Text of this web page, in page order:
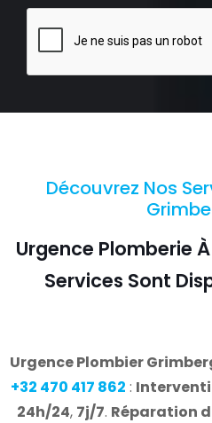
Découvrez Nos
Urgence Plomberie
Services Sont
Urgence Plombier
+32 470 417 862 :
24h/24, 7j/7. Réparation